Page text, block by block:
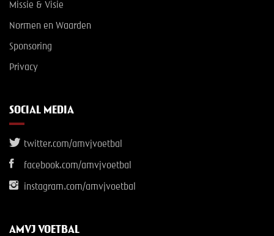
Missie & Visie
Normen en Waarden
Sponsoring
Privacy
SOCIAL MEDIA
twitter.com/amvjvoetbal
facebook.com/amvjvoetbal
instagram.com/amvjvoetbal
AMVJ VOETBAL